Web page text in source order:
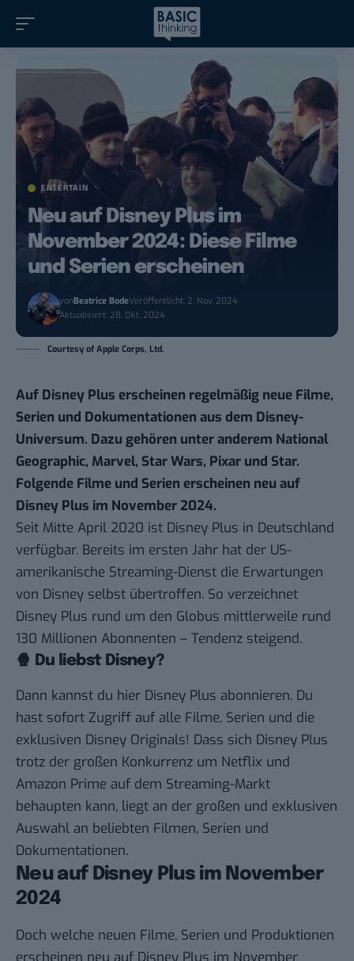
ENTERTAIN
Neu auf Disney Plus im
November 2024: Diese Filme
und Serien erscheinen
vonBeatrice BodeVeröffentlicht: 2. Nov. 2024
Aktualisiert: 28. Okt. 2024
Courtesy of Apple Corps, Ltd.
Auf Disney Plus erscheinen regelmäßig neue Filme,
Serien und Dokumentationen aus dem Disney-
Universum. Dazu gehören unter anderem National
Geographic, Marvel, Star Wars, Pixar und Star.
Folgende Filme und Serien erscheinen neu auf
Disney Plus im November 2024.
Seit Mitte April 2020 ist Disney Plus in Deutschland
verfügbar. Bereits im ersten Jahr hat der US-
amerikanische Streaming-Dienst die Erwartungen
von Disney selbst übertroffen. So verzeichnet
Disney Plus rund um den Globus mittlerweile rund
130 Millionen Abonnenten – Tendenz steigend.
🍿 Du liebst Disney?
Dann kannst du hier Disney Plus abonnieren. Du
hast sofort Zugriff auf alle Filme, Serien und die
exklusiven Disney Originals! Dass sich Disney Plus
trotz der großen Konkurrenz um Netflix und
Amazon Prime auf dem Streaming-Markt
behaupten kann, liegt an der großen und exklusiven
Auswahl an beliebten Filmen, Serien und
Dokumentationen.
Neu auf Disney Plus im November
2024
Doch welche neuen Filme, Serien und Produktionen
erscheinen neu auf Disney Plus im November